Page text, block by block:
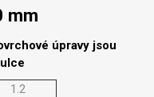
mm
úpravy jsou
1.2